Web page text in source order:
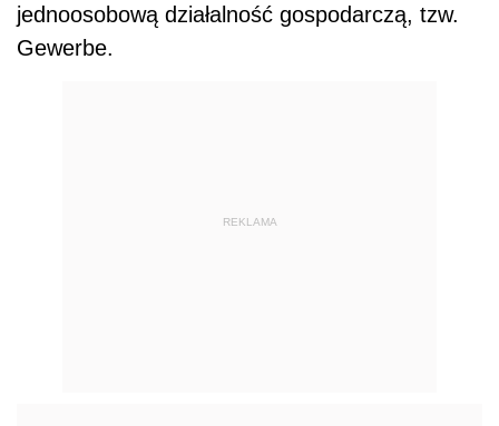
jednoosobową działalność gospodarczą, tzw.
Gewerbe.
REKLAMA